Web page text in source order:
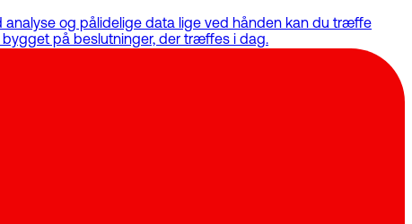
analyse og pålidelige data lige ved hånden kan du træffe
på beslutninger, der træffes i dag.